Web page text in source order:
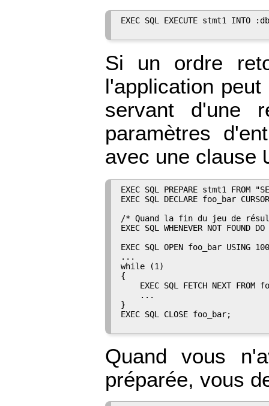
EXEC SQL EXECUTE stmt1 INTO
Si un ordre
l'application
servant d'une
paramètres
avec une clause
EXEC SQL PREPARE stmt1 FROM
EXEC SQL DECLARE foo_bar
/* Quand la fin du jeu de
EXEC SQL WHENEVER NOT FOUND
EXEC SQL OPEN foo_bar USING
...
while (1)
{
EXEC SQL FETCH NEXT FROM
    ...
}
EXEC SQL CLOSE foo_bar;
Quand vous
préparée, vous